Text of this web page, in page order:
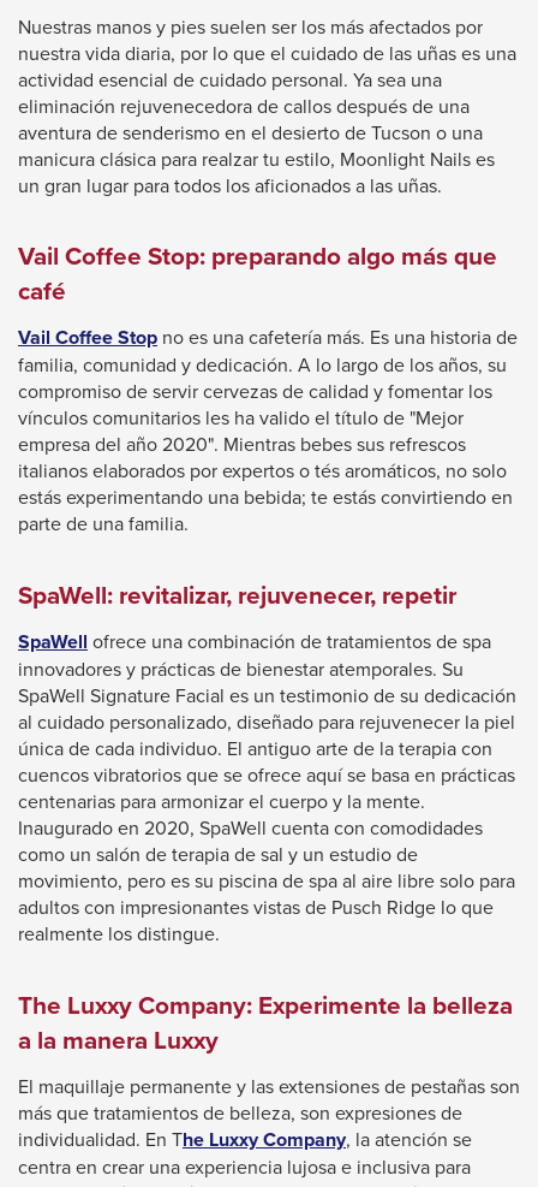
on
to
the
next
part
the
site
than
go
through
menu
items.
Nuestras manos y pies suelen ser los más afectados por
nuestra vida diaria, por lo que el cuidado de las uñas es una
actividad esencial de cuidado personal. Ya sea una
eliminación rejuvenecedora de callos después de una
aventura de senderismo en el desierto de Tucson o una
manicura clásica para realzar tu estilo, Moonlight Nails es
un gran lugar para todos los aficionados a las uñas.
Vail Coffee Stop: preparando algo más que
café
Vail Coffee StopThis
link
will
trigger
a
popup
message.
no es una cafetería más. Es una historia de
familia, comunidad y dedicación. A lo largo de los años, su
compromiso de servir cervezas de calidad y fomentar los
vínculos comunitarios les ha valido el título de "Mejor
empresa del año 2020". Mientras bebes sus refrescos
italianos elaborados por expertos o tés aromáticos, no solo
estás experimentando una bebida; te estás convirtiendo en
parte de una familia.
SpaWell: revitalizar, rejuvenecer, repetir
SpaWell This
link
will
trigger
a
popup
message.
ofrece una combinación de tratamientos de spa
innovadores y prácticas de bienestar atemporales. Su
SpaWell Signature Facial es un testimonio de su dedicación
al cuidado personalizado, diseñado para rejuvenecer la piel
única de cada individuo. El antiguo arte de la terapia con
cuencos vibratorios que se ofrece aquí se basa en prácticas
centenarias para armonizar el cuerpo y la mente.
Inaugurado en 2020, SpaWell cuenta con comodidades
como un salón de terapia de sal y un estudio de
movimiento, pero es su piscina de spa al aire libre solo para
adultos con impresionantes vistas de Pusch Ridge lo que
realmente los distingue.
The Luxxy Company: Experimente la belleza
a la manera Luxxy
El maquillaje permanente y las extensiones de pestañas son
más que tratamientos de belleza, son expresiones de
individualidad. En The Luxxy CompanyThis
link
, la atención se
centra en crear una experiencia lujosa e inclusiva para